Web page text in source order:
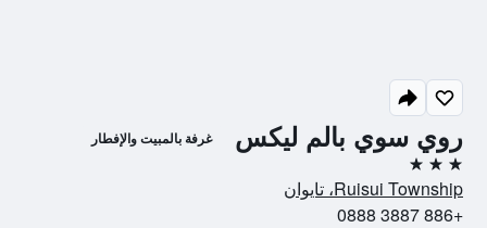
روي سوي بالم ليكس غرفة بالمبيت والإفطار
3 نجوم
Ruisui Township، تايوان
+886 3887 0888